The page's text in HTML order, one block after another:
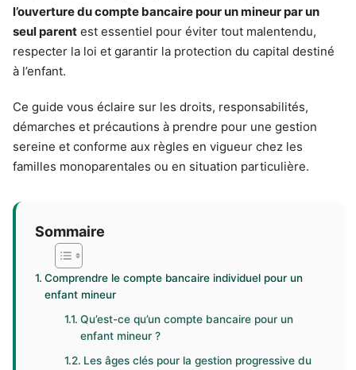
l’ouverture du compte bancaire pour un mineur par un
seul parent est essentiel pour éviter tout malentendu,
respecter la loi et garantir la protection du capital destiné
à l’enfant.
Ce guide vous éclaire sur les droits, responsabilités,
démarches et précautions à prendre pour une gestion
sereine et conforme aux règles en vigueur chez les
familles monoparentales ou en situation particulière.
Sommaire
Comprendre le compte bancaire individuel pour un
enfant mineur
Qu’est-ce qu’un compte bancaire pour un
enfant mineur ?
Les âges clés pour la gestion progressive du